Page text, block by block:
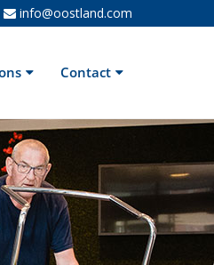
info@oostland.com
Contact